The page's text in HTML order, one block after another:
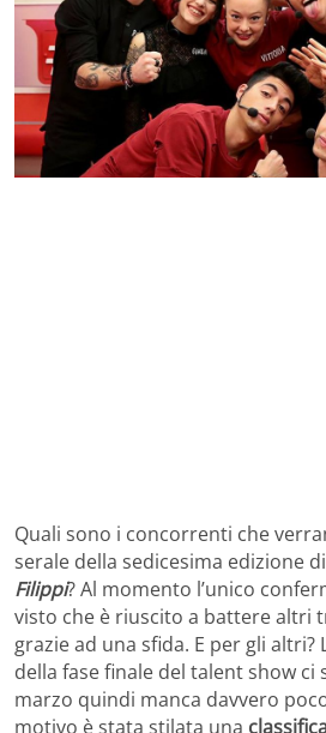
Quali sono i concorrenti che
serale della sedicesima edizione di
Filippi? Al momento l’unico
visto che è riuscito a battere altri
grazie ad una sfida. E per gli
della fase finale del talent show ci
marzo quindi manca davvero
motivo è stata stilata una